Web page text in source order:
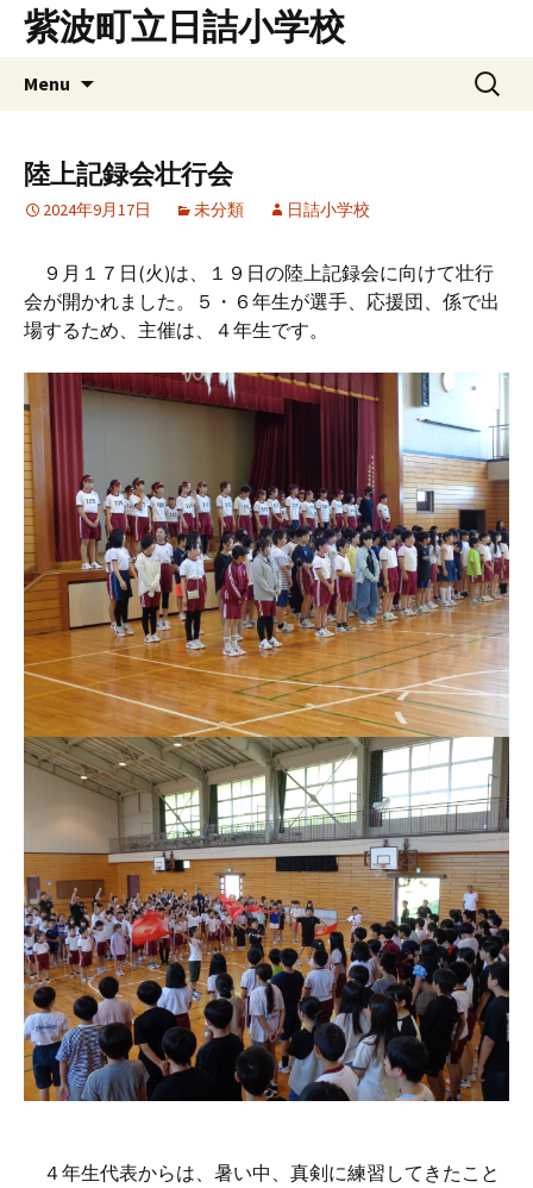
Skip紫波町立日詰小学校
Menu
検
索:
陸上記録会壮行会
2024年9月17日 未分類 日詰小学校
９月１７日(火)は、１９日の陸上記録会に向けて壮行
会が開かれました。５・６年生が選手、応援団、係で出
場するため、主催は、４年生です。
４年生代表からは、暑い中、真剣に練習してきたこと